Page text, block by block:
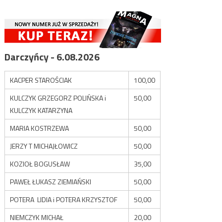
Darczyńcy - 6.08.2026
KACPER STAROŚCIAK
100,00
KULCZYK GRZEGORZ POLIŃSKA i
KULCZYK KATARZYNA
50,00
MARIA KOSTRZEWA
50,00
JERZY T MICHAJŁOWICZ
50,00
KOZIOŁ BOGUSŁAW
35,00
PAWEŁ ŁUKASZ ZIEMIAŃSKI
50,00
POTERA LIDIA i POTERA KRZYSZTOF
50,00
NIEMCZYK MICHAŁ
20,00